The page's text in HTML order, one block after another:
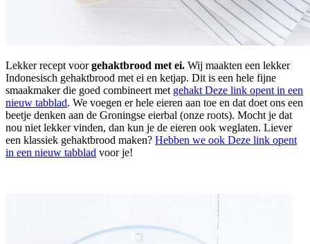
Lekker recept voorgehaktbrood met ei. Wij maakten een lekker
Indonesisch gehaktbrood met ei en ketjap. Dit is een hele fijne
smaakmaker die goed combineert met gehakt Deze link opent in een
nieuw tabblad. We voegen er hele eieren aan toe en dat doet ons een
beetje denken aan de Groningse eierbal (onze roots). Mocht je dat
nou niet lekker vinden, dan kun je de eieren ook weglaten. Liever
een klassiek gehaktbrood maken? Hebben we ook Deze link opent
in een nieuw tabblad voor je!